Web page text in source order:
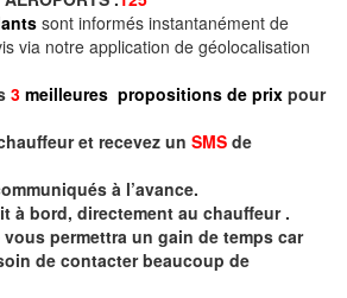
sont informés instantanément de
via notre application de géolocalisation
3 meilleures propositions de prix pour
et recevez un SMS de
à l’avance.
à bord, directement au chauffeur .
permettra un gain de temps car
de contacter beaucoup de